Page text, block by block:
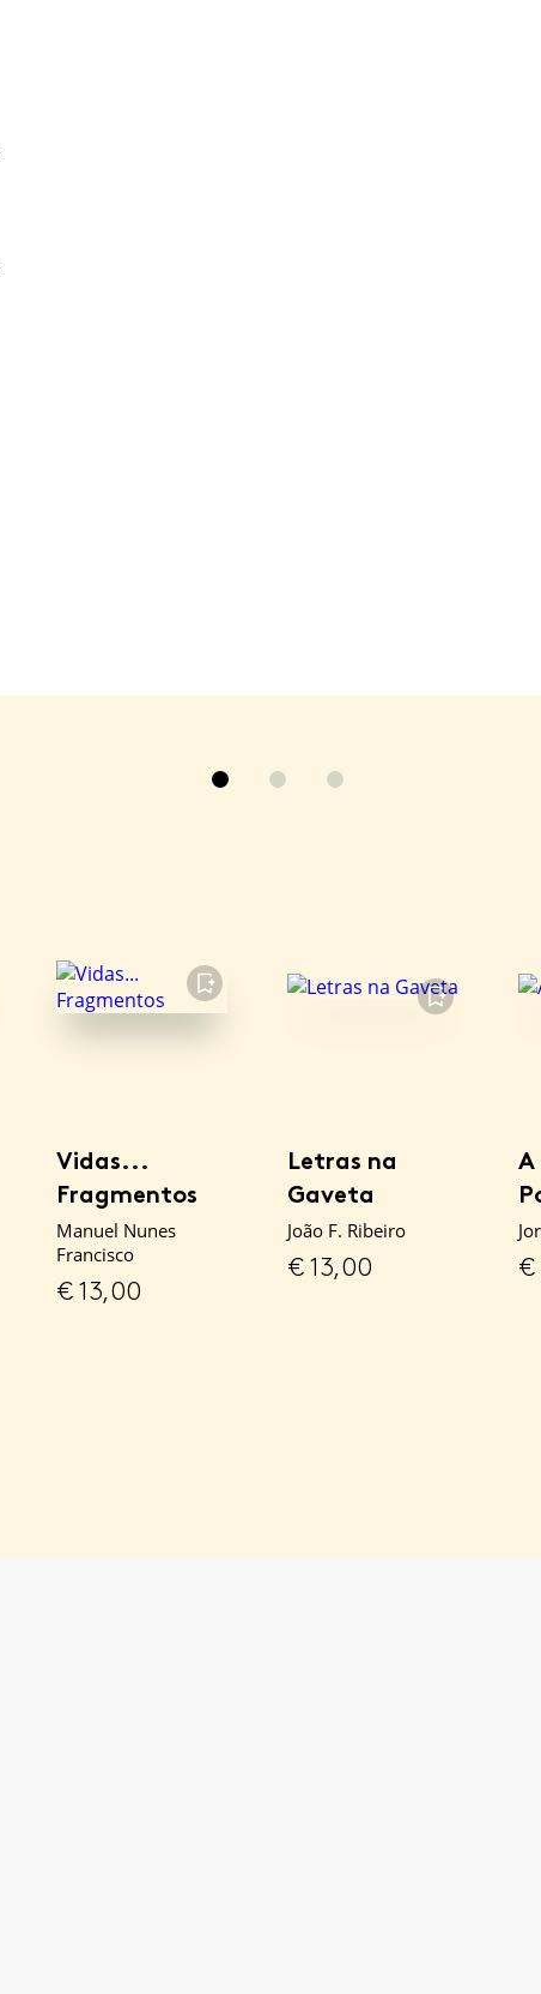
FAVORITO
Vidas...
Fragmentos
Manuel Nunes
Francisco
€13,00
FAVORITO
Letras na
Gaveta
João F. Ribeiro
€13,00
A
€